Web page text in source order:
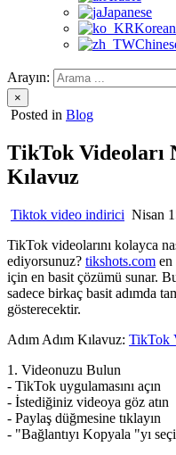
Japanese
Korean
Arayın:
×
Posted in Blog
TikTok Videoları
Kılavuz
Tiktok video indirici Nisan
TikTok videolarını kolayca
ediyorsunuz? tikshots.com
için en basit çözümü sunar.
sadece birkaç basit adımda
gösterecektir.
Adım Adım Kılavuz: TikTok
1. Videonuzu Bulun
- TikTok uygulamasını açın
- İstediğiniz videoya göz atın
- Paylaş düğmesine tıklayın
- "Bağlantıyı Kopyala "yı